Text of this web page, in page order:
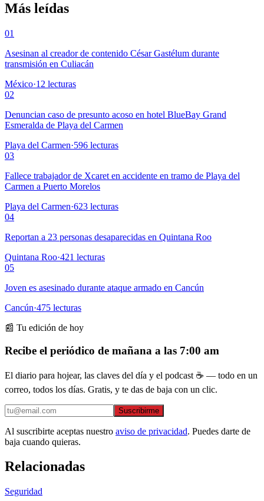
Más leídas
01
Asesinan al creador de contenido César Gastélum durante
transmisión en Culiacán
México·12 lecturas
02
Denuncian caso de presunto acoso en hotel BlueBay Grand
Esmeralda de Playa del Carmen
Playa del Carmen·596 lecturas
03
Fallece trabajador de Xcaret en accidente en tramo de Playa del
Carmen a Puerto Morelos
Playa del Carmen·623 lecturas
04
Reportan a 23 personas desaparecidas en Quintana Roo
Quintana Roo·421 lecturas
05
Joven es asesinado durante ataque armado en Cancún
Cancún·475 lecturas
📰 Tu edición de hoy
Recibe el periódico de mañana a las 7:00 am
El diario para hojear, las claves del día y el podcast ☕ — todo en un
correo, todos los días. Gratis, y te das de baja con un clic.
Suscribirme
Al suscribirte aceptas nuestro aviso de privacidad. Puedes darte de
baja cuando quieras.
Relacionadas
Seguridad